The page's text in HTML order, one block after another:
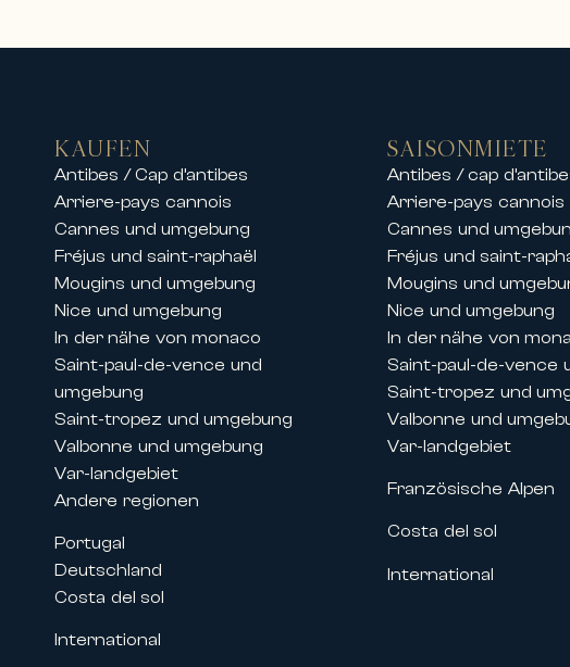
• Private Immobilien in gesicherten
• Hochwertige Apartments im
• Außergewöhnliche Residenzen in der
Unsere Teams bieten ebenfalls die
einen exklusiven Aufenthalt in den
Ob für einen Familienurlaub, einen
bieten Komfort, Eleganz und erstklassige
Vermietungen während der Kongresse
Dank ihrer historischen Präsenz an der
bei großen internationalen
Wir bieten die Vermietung von Prestige-
wie zum Beispiel:
• MIPIM
• Cannes Lions
• Cannes Yachting Festival
KAUFEN
Antibes / Cap d’antibes
Arriere-pays cannois
Cannes und umgebung
Fréjus und saint-raphaël
Mougins und umgebung
Nice und umgebung
In der nähe von monaco
Saint-paul-de-vence und
umgebung
Saint-tropez und umgebung
Valbonne und umgebung
Var-landgebiet
Andere regionen
Portugal
Deutschland
Costa del sol
International
SAISONMIETE
Antibes / cap
Arriere-pays cannois
Cannes und
Fréjus und saint-
Mougins und
Nice und umgebung
In der nähe von
Saint-paul-de-vence
Saint-tropez und
Valbonne und
Var-landgebiet
Französische Alpen
Costa del sol
International